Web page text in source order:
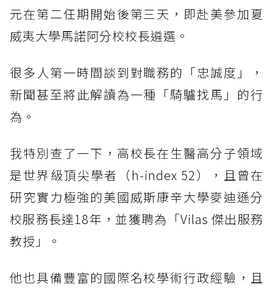
元在第二任期開始後第三天，即赴美參加夏
威夷大學馬諾阿分校校長遴選。
很多人第一時間談到對職務的「忠誠度」，
新聞甚至將此解讀為一種「騎驢找馬」的行
為。
我特別查了一下，高校長在生醫高分子領域
是世界級頂尖學者（h-index 52），且曾在
研究實力極強的美國威斯康辛大學麥迪遜分
校服務長達18年，並獲聘為「Vilas 傑出服務
教授」。
他也具備豐富的國際名校學術行政經驗，且